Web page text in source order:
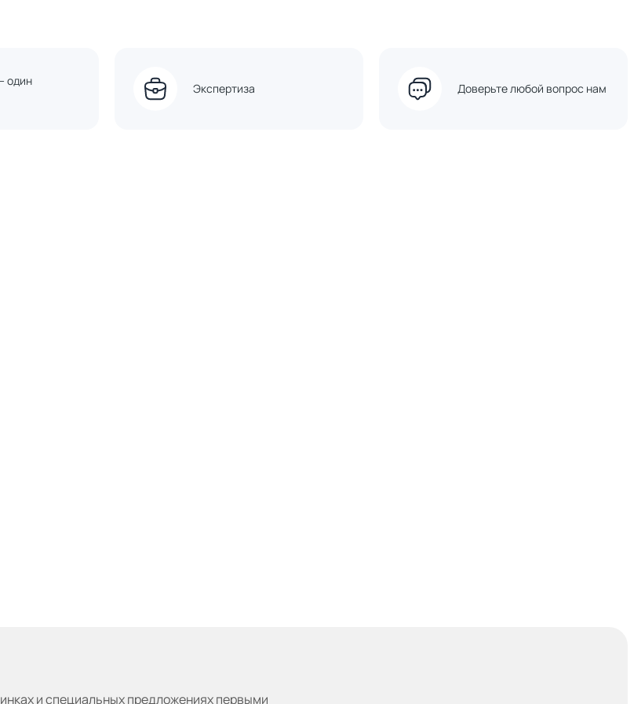
один
Экспертиза Доверьте любой вопрос нам
и специальных предложениях первыми